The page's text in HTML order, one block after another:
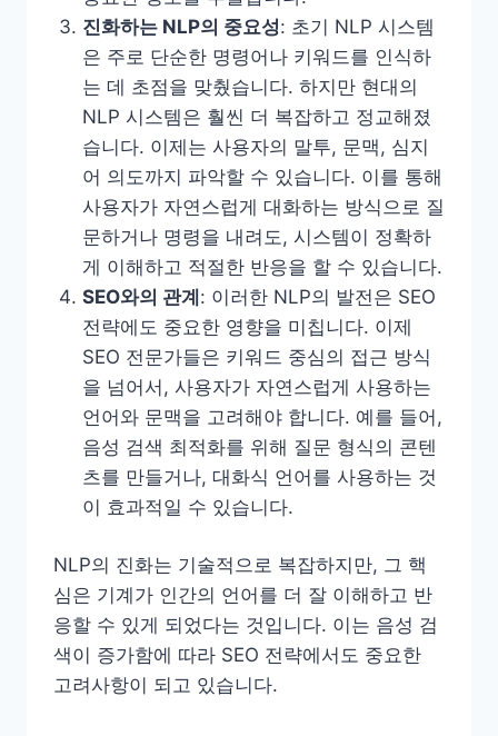
진화하는 NLP의 중요성: 초기 NLP 시스템
은 주로 단순한 명령어나 키워드를 인식하
는 데 초점을 맞췄습니다. 하지만 현대의
NLP 시스템은 훨씬 더 복잡하고 정교해졌
습니다. 이제는 사용자의 말투, 문맥, 심지
어 의도까지 파악할 수 있습니다. 이를 통해
사용자가 자연스럽게 대화하는 방식으로 질
문하거나 명령을 내려도, 시스템이 정확하
게 이해하고 적절한 반응을 할 수 있습니다.
SEO와의 관계: 이러한 NLP의 발전은 SEO
전략에도 중요한 영향을 미칩니다. 이제
SEO 전문가들은 키워드 중심의 접근 방식
을 넘어서, 사용자가 자연스럽게 사용하는
언어와 문맥을 고려해야 합니다. 예를 들어,
음성 검색 최적화를 위해 질문 형식의 콘텐
츠를 만들거나, 대화식 언어를 사용하는 것
이 효과적일 수 있습니다.
NLP의 진화는 기술적으로 복잡하지만, 그 핵
심은 기계가 인간의 언어를 더 잘 이해하고 반
응할 수 있게 되었다는 것입니다. 이는 음성 검
색이 증가함에 따라 SEO 전략에서도 중요한
고려사항이 되고 있습니다.